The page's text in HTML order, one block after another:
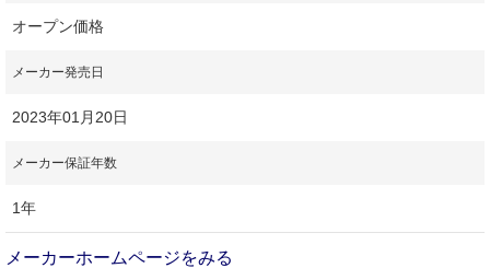
オープン価格
メーカー発売日
2023年01月20日
メーカー保証年数
1年
メーカーホームページをみる